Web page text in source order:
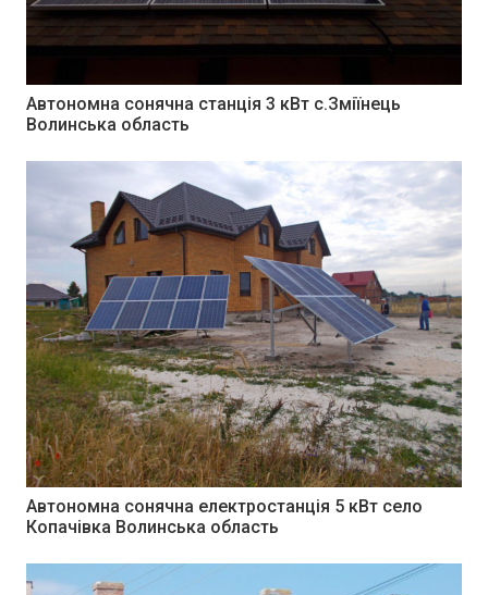
Автономна сонячна станція 3 кВт с.Зміїнець
Волинська область
Автономна сонячна електростанція 5 кВт село
Копачівка Волинська область